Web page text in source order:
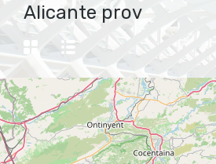
Alicante prov